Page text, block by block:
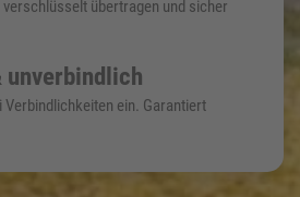
übertragen und sicher
unverbindlich
Verbindlichkeiten ein. Garantiert